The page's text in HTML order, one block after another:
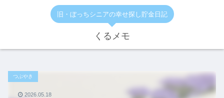
旧・ぼっちシニアの幸せ探し貯金日記
くるメモ
つぶやき
2026.05.18